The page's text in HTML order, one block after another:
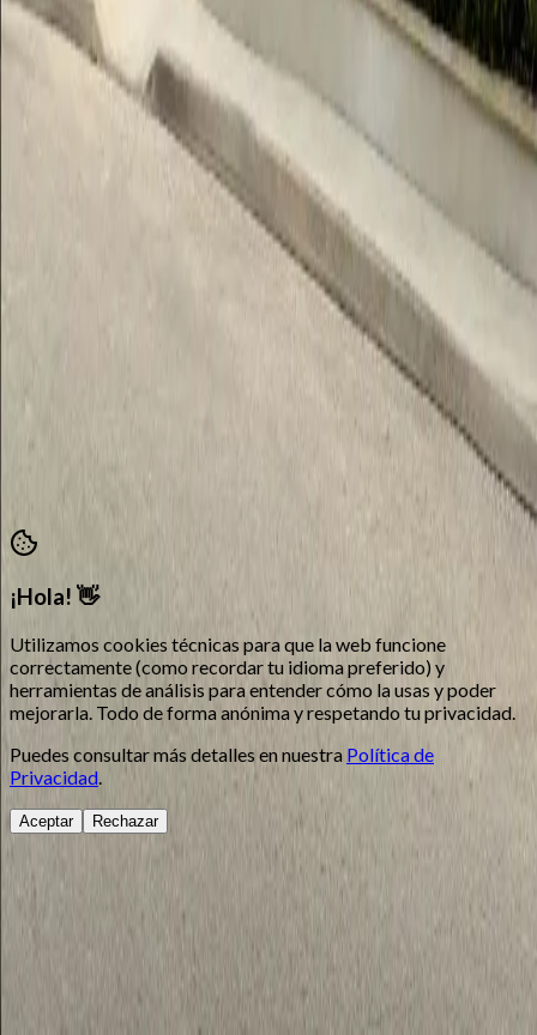
Ubicación
Senya Events
46870 Ontinyent
Plaça de Baix, 30 · 46870 Ontinyent – Valencia – España
Horario atención: Lun, Mar, Jue y Vie 18:00 – 21:00
Términos y Condiciones
Moros i Cristians Ontinyent.
reservados
¡Hola! 👋
Utilizamos cookies técnicas para que la web funcione
correctamente (como recordar tu idioma preferido) y
herramientas de análisis para entender cómo la usas y poder
mejorarla. Todo de forma anónima y respetando tu privacidad.
Puedes consultar más detalles en nuestra Política de
Privacidad.
Aceptar Rechazar